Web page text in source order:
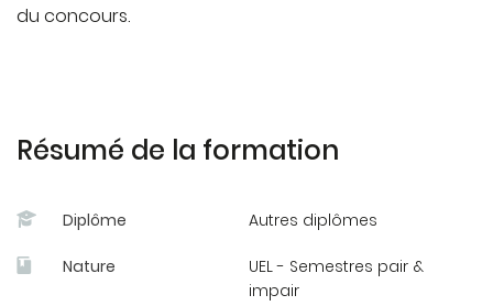
Méthodologie des épreuves orales de CAPES en
Méthodologie des épreuves orales de CAPES en
du concours.
Résumé de la formation
Diplôme Autres diplômes
Nature
UEL - Semestres pair &
impair